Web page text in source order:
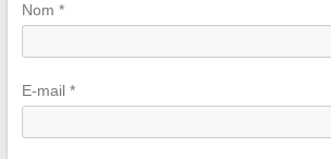
Nom *
E-mail *